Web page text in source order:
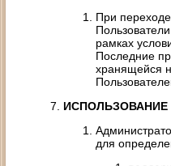
При
рамках
Последние
хранящейся
для